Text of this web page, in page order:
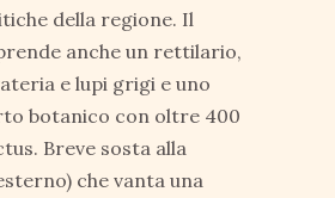
della regione. Il
anche un rettilario,
e lupi grigi e uno
botanico con oltre 400
Breve sosta alla
che vanta una